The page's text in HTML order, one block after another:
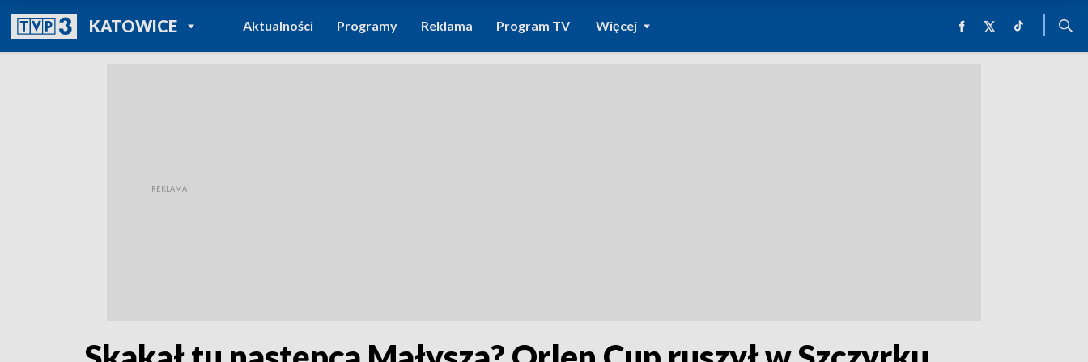
KATOWICEPOWRÓT DO
TVP REGIONY
Aktualności Programy Reklama Program TV Więcej